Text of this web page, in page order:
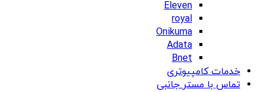
Eleven
royal
Onikuma
Adata
Bnet
خدمات کامپیوتری
تماس با مستر جانبی